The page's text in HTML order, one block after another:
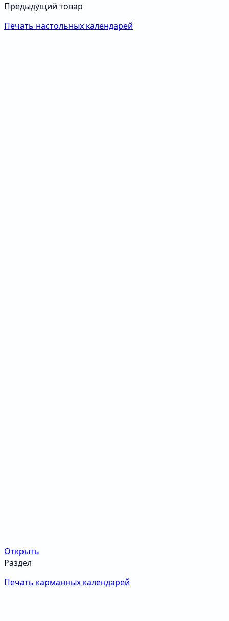
Предыдущий товар
Печать настольных календарей
Открыть
Раздел
Печать карманных календарей